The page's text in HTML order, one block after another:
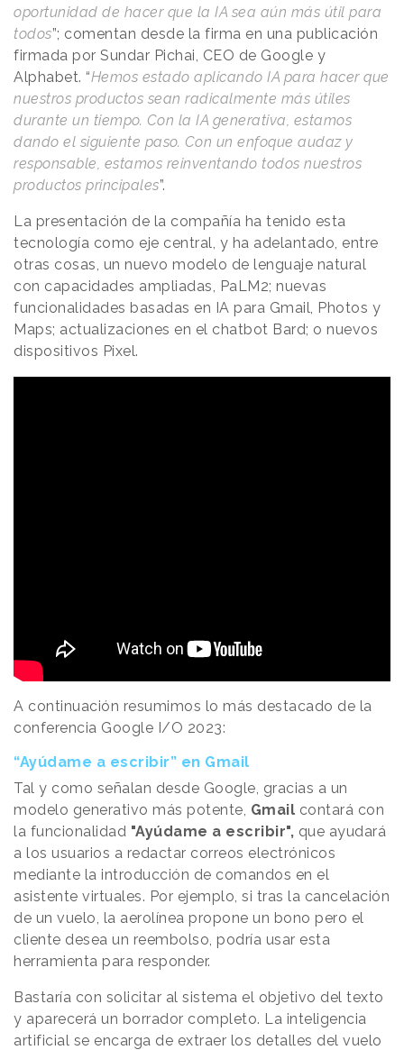
oportunidad de hacer que la IA sea aún más útil para
todos”; comentan desde la firma en una publicación
firmada por Sundar Pichai, CEO de Google y
Alphabet. “Hemos estado aplicando IA para hacer que
nuestros productos sean radicalmente más útiles
durante un tiempo. Con la IA generativa, estamos
dando el siguiente paso. Con un enfoque audaz y
responsable, estamos reinventando todos nuestros
productos principales”.
La presentación de la compañía ha tenido esta
tecnología como eje central, y ha adelantado, entre
otras cosas, un nuevo modelo de lenguaje natural
con capacidades ampliadas, PaLM2; nuevas
funcionalidades basadas en IA para Gmail, Photos y
Maps; actualizaciones en el chatbot Bard; o nuevos
dispositivos Pixel.
A continuación resumimos lo más destacado de la
conferencia Google I/O 2023:
“Ayúdame a escribir” en Gmail
Tal y como señalan desde Google, gracias a un
modelo generativo más potente, Gmail contará con
la funcionalidad "Ayúdame a escribir", que ayudará
a los usuarios a redactar correos electrónicos
mediante la introducción de comandos en el
asistente virtuales. Por ejemplo, si tras la cancelación
de un vuelo, la aerolínea propone un bono pero el
cliente desea un reembolso, podría usar esta
herramienta para responder.
Bastaría con solicitar al sistema el objetivo del texto
y aparecerá un borrador completo. La inteligencia
artificial se encarga de extraer los detalles del vuelo